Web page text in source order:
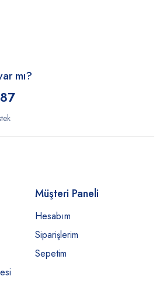
mı?
Müşteri Paneli
Hesabım
Siparişlerim
Sepetim